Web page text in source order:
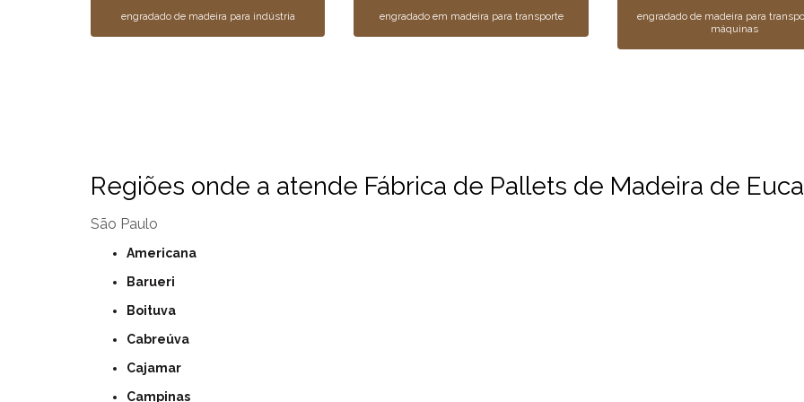
engradado de madeira para indústria engradado em madeira para transporte
engradado de madeira para
máquinas
Regiões onde a atende Fábrica de Pallets de Madeira de
São Paulo
Americana
Barueri
Boituva
Cabreúva
Cajamar
Campinas